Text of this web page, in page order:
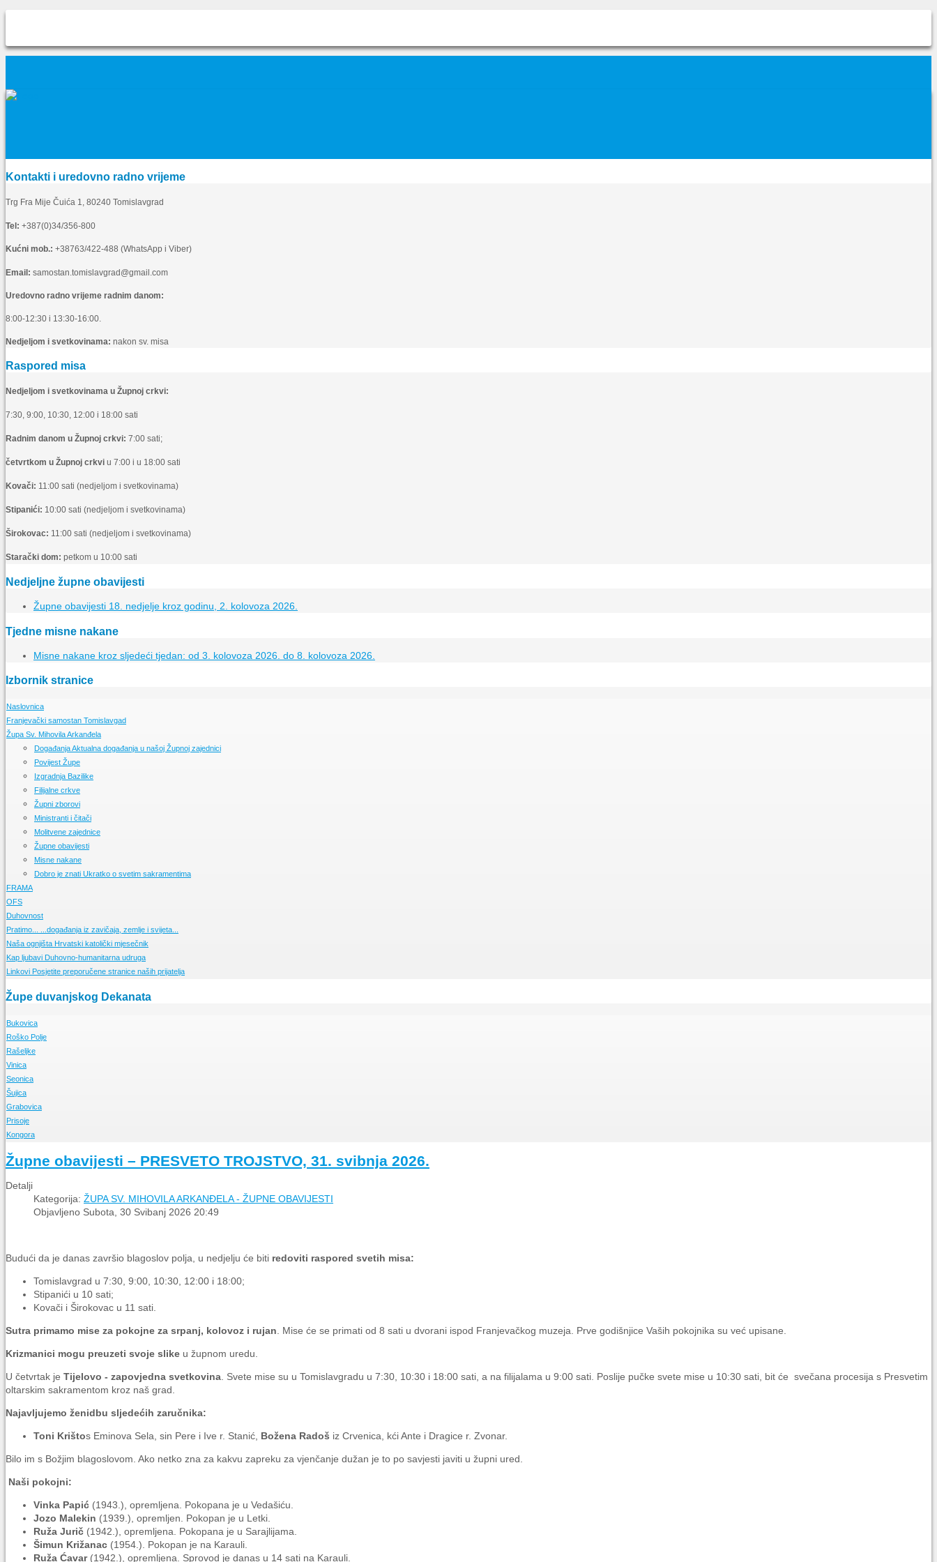
Kontakti i uredovno radno vrijeme
Trg Fra Mije Čuića 1, 80240 Tomislavgrad
Tel: +387(0)34/356-800
Kućni mob.: +38763/422-488 (WhatsApp i Viber)
Email: samostan.tomislavgrad@gmail.com
Uredovno radno vrijeme radnim danom:
8:00-12:30 i 13:30-16:00.
Nedjeljom i svetkovinama: nakon sv. misa
Raspored misa
Nedjeljom i svetkovinama u Župnoj crkvi:
7:30, 9:00, 10:30, 12:00 i 18:00 sati
Radnim danom u Župnoj crkvi: 7:00 sati;
četvrtkom u Župnoj crkvi u 7:00 i u 18:00 sati
Kovači: 11:00 sati (nedjeljom i svetkovinama)
Stipanići: 10:00 sati (nedjeljom i svetkovinama)
Širokovac: 11:00 sati (nedjeljom i svetkovinama)
Starački dom: petkom u 10:00 sati
Nedjeljne župne obavijesti
Župne obavijesti 18. nedjelje kroz godinu, 2. kolovoza 2026.
Tjedne misne nakane
Misne nakane kroz sljedeći tjedan: od 3. kolovoza 2026. do 8. kolovoza 2026.
Izbornik stranice
Naslovnica
Franjevački samostan Tomislavgad
Kršćanstvo na duvanjskom području
Izgradnja samostana u Tomislavgradu
Samostanska knjižnica
Samostanski arhiv
Samostanski muzej
Župa Sv. Mihovila Arkanđela
DogađanjaAktualna događanja u našoj Župnoj zajednici
Povijest Župe
Izgradnja Bazilike
Filijalne crkve
Župni zborovi
Ministranti i čitači
Molitvene zajednice
Župne obavijesti
Misne nakane
Dobro je znati Ukratko o svetim sakramentima
FRAMA
FRAMA s Vama
Što je FRAMA Ukratko o bratstvu franjevačke mladeži
Prvi koraci duvanjske FRAME
15 obljetnica FRAME TG
Glasnici sv. FranjeNešto o "maloj FRAMI"
La VernaGlasilo framaša iz Tomislavgrada
OFS
Događanja
Što je OFSUkratko o redu
Duhovnost
Osnovne molitve
Nedjeljne propovijedi
Meditacije
Pratimo...
...događanja iz zavičaja, zemlje i svijeta...
Naša ognjišta Hrvatski katolički mjesečnik
Kap ljubavi Duhovno-humanitarna udruga
Linkovi Posjetite preporučene stranice naših prijatelja
Župe duvanjskog Dekanata
Bukovica
O Župi
Događanja
Roško Polje
O Župi
Rašeljke
Vinica
Seonica
Događanja
Šujica
O Župi
Grabovica
Događanja
Prisoje
O Župi
Kongora
Događanja
Župne obavijesti – PRESVETO TROJSTVO, 31. svibnja 2026.
Detalji
Kategorija: ŽUPA SV. MIHOVILA ARKANĐELA - ŽUPNE OBAVIJESTI
Objavljeno Subota, 30 Svibanj 2026 20:49
Budući da je danas završio blagoslov polja, u nedjelju će biti redoviti raspored svetih misa:
Tomislavgrad u 7:30, 9:00, 10:30, 12:00 i 18:00;
Stipanići u 10 sati;
Kovači i Širokovac u 11 sati.
Sutra primamo mise za pokojne za srpanj, kolovoz i rujan. Mise će se primati od 8 sati u dvorani ispod Franjevačkog muzeja. Prve godišnjice Vaših pokojnika su već upisane.
Krizmanici mogu preuzeti svoje slike u župnom uredu.
U četvrtak je Tijelovo - zapovjedna svetkovina. Svete mise su u Tomislavgradu u 7:30, 10:30 i 18:00 sati, a na filijalama u 9:00 sati. Poslije pučke svete mise u 10:30 sati, bit će svečana procesija s Presvetim
oltarskim sakramentom kroz naš grad.
Najavljujemo ženidbu sljedećih zaručnika:
Toni Krištos Eminova Sela, sin Pere i Ive r. Stanić, Božena Radoš iz Crvenica, kći Ante i Dragice r. Zvonar.
Bilo im s Božjim blagoslovom. Ako netko zna za kakvu zapreku za vjenčanje dužan je to po savjesti javiti u župni ured.
Naši pokojni:
Vinka Papić (1943.), opremljena. Pokopana je u Vedašiću.
Jozo Malekin (1939.), opremljen. Pokopan je u Letki.
Ruža Jurič (1942.), opremljena. Pokopana je u Sarajlijama.
Šimun Križanac (1954.). Pokopan je na Karauli.
Ruža Ćavar(1942.), opremljena. Sprovod je danas u 14 sati na Karauli.